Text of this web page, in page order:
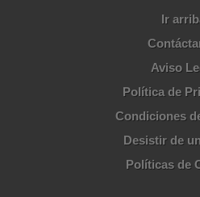
Ir
Aviso
Política de
Condiciones
Desistir de
Políticas de